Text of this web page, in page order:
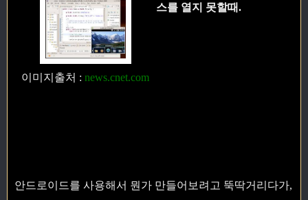
이미지출처 : news.cnet.com
스를 열지 못할때.
안드로이드를 사용해서 뭔가 만들어보려고 뚝딱거리다가,